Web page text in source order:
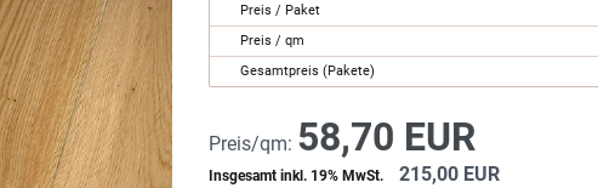
Preis / Paket
Preis / qm
Gesamtpreis (Pakete)
Preis/qm: 58,70 EUR
Insgesamt inkl. 19% MwSt. 215,00 EUR